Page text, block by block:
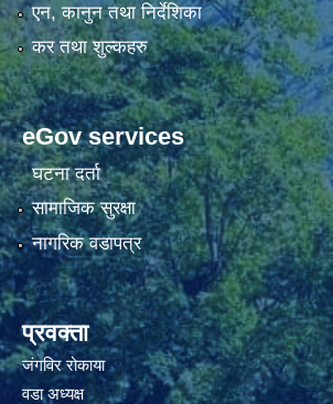
एन, कानुन तथा निर्देशिका
कर तथा शुल्कहरु
eGov services
घटना दर्ता
सामाजिक सुरक्षा
नागरिक वडापत्र
प्रवक्ता
जंगविर रोकाया
वडा अध्यक्ष